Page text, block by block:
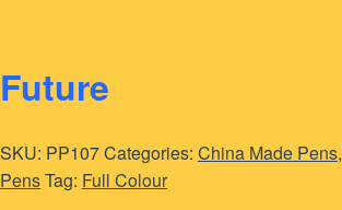
Future
SKU: PP107Categories: China Made Pens,
PensTag: Full Colour